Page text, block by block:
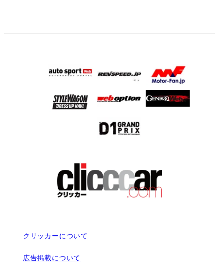
クリッカーについて
広告掲載について